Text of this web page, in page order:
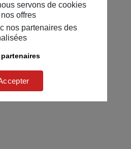
servons de cookies
offres
nos partenaires des